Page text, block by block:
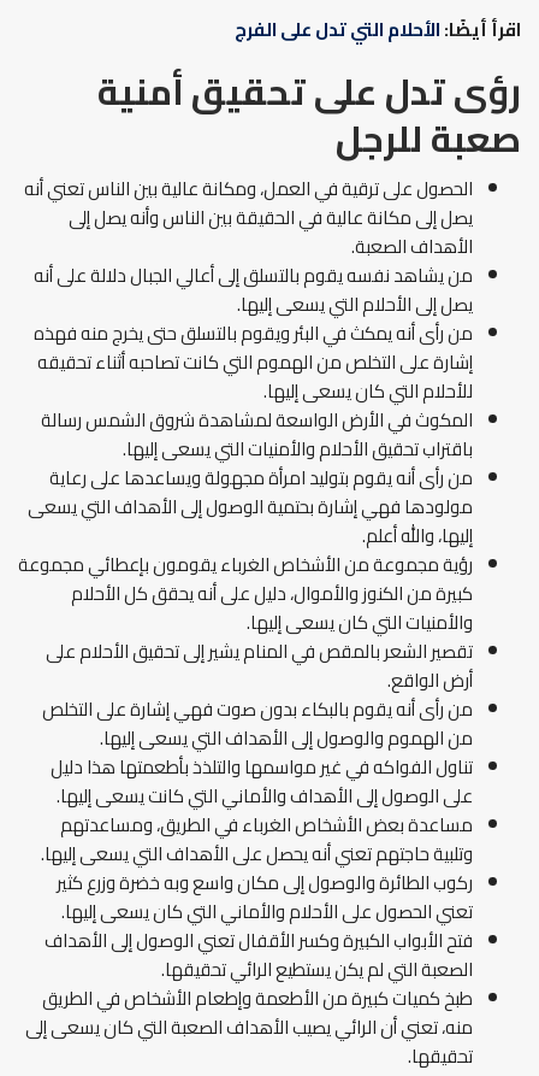
اقرأ أيضًا:الأحلام التي تدل على الفرج
رؤى تدل على تحقيق أمنية
صعبة للرجل
الحصول على ترقية في العمل، ومكانة عالية بين الناس تعني أنه
يصل إلى مكانة عالية في الحقيقة بين الناس وأنه يصل إلى
الأهداف الصعبة.
من يشاهد نفسه يقوم بالتسلق إلى أعالي الجبال دلالة على أنه
يصل إلى الأحلام التي يسعى إليها.
من رأى أنه يمكث في البئر ويقوم بالتسلق حتى يخرج منه فهذه
إشارة على التخلص من الهموم التي كانت تصاحبه أثناء تحقيقه
للأحلام التي كان يسعى إليها.
المكوث في الأرض الواسعة لمشاهدة شروق الشمس رسالة
باقتراب تحقيق الأحلام والأمنيات التي يسعى إليها.
من رأى أنه يقوم بتوليد امرأة مجهولة ويساعدها على رعاية
مولودها فهي إشارة بحتمية الوصول إلى الأهداف التي يسعى
إليها، والله أعلم.
رؤية مجموعة من الأشخاص الغرباء يقومون بإعطائي مجموعة
كبيرة من الكنوز والأموال، دليل على أنه يحقق كل الأحلام
والأمنيات التي كان يسعى إليها.
تقصير الشعر بالمقص في المنام يشير إلى تحقيق الأحلام على
أرض الواقع.
من رأى أنه يقوم بالبكاء بدون صوت فهي إشارة على التخلص
من الهموم والوصول إلى الأهداف التي يسعى إليها.
تناول الفواكه في غير مواسمها والتلذذ بأطعمتها هذا دليل
على الوصول إلى الأهداف والأماني التي كانت يسعى إليها.
مساعدة بعض الأشخاص الغرباء في الطريق، ومساعدتهم
وتلبية حاجتهم تعني أنه يحصل على الأهداف التي يسعى إليها.
ركوب الطائرة والوصول إلى مكان واسع وبه خضرة وزرع كثير
تعني الحصول على الأحلام والأماني التي كان يسعى إليها.
فتح الأبواب الكبيرة وكسر الأقفال تعني الوصول إلى الأهداف
الصعبة التي لم يكن يستطيع الرائي تحقيقها.
طبخ كميات كبيرة من الأطعمة وإطعام الأشخاص في الطريق
منه، تعني أن الرائي يصيب الأهداف الصعبة التي كان يسعى إلى
تحقيقها.